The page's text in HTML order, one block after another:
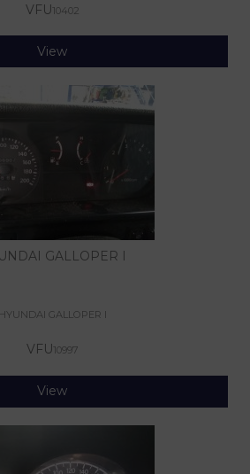
VFU10402
View
GALLOPER I
HYUNDAI GALLOPER I
VFU10997
View